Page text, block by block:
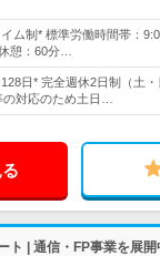
ム制* 標準労働時間帯：
憩：60分…
日* 完全週休2日制（土
対応のため土日…
ト | 通信・FP事業を展